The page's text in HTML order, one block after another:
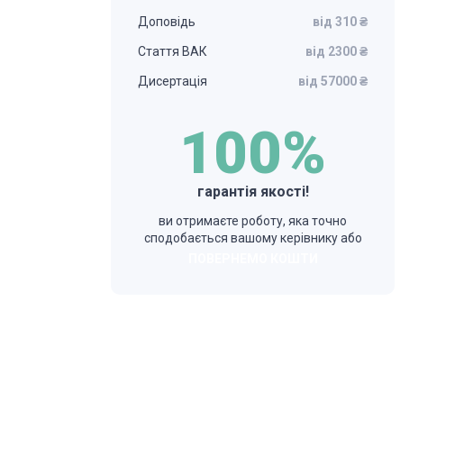
Доповідь від 310 ₴
Стаття ВАК від 2300 ₴
Дисертація від 57000 ₴
100%
гарантія якості!
ви отримаєте роботу, яка точно
сподобається вашому керівнику або